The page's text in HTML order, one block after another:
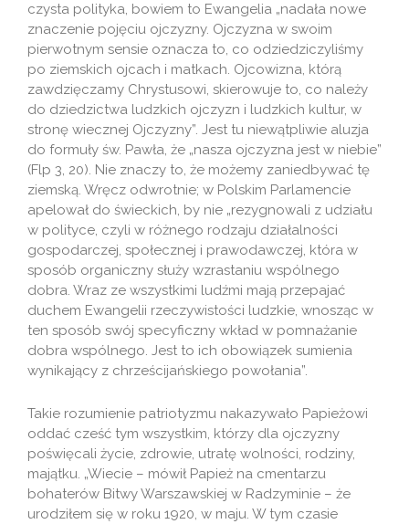
czysta polityka, bowiem to Ewangelia „nadała nowe
znaczenie pojęciu ojczyzny. Ojczyzna w swoim
pierwotnym sensie oznacza to, co odziedziczyliśmy
po ziemskich ojcach i matkach. Ojcowizna, którą
zawdzięczamy Chrystusowi, skierowuje to, co należy
do dziedzictwa ludzkich ojczyzn i ludzkich kultur, w
stronę wiecznej Ojczyzny”. Jest tu niewątpliwie aluzja
do formuły św. Pawła, że „nasza ojczyzna jest w niebie”
(Flp 3, 20). Nie znaczy to, że możemy zaniedbywać tę
ziemską. Wręcz odwrotnie; w Polskim Parlamencie
apelował do świeckich, by nie „rezygnowali z udziału
w polityce, czyli w różnego rodzaju działalności
gospodarczej, społecznej i prawodawczej, która w
sposób organiczny służy wzrastaniu wspólnego
dobra. Wraz ze wszystkimi ludźmi mają przepajać
duchem Ewangelii rzeczywistości ludzkie, wnosząc w
ten sposób swój specyficzny wkład w pomnażanie
dobra wspólnego. Jest to ich obowiązek sumienia
wynikający z chrześcijańskiego powołania”.
Takie rozumienie patriotyzmu nakazywało Papieżowi
oddać cześć tym wszystkim, którzy dla ojczyzny
poświęcali życie, zdrowie, utratę wolności, rodziny,
majątku. „Wiecie – mówił Papież na cmentarzu
bohaterów Bitwy Warszawskiej w Radzyminie – że
urodziłem się w roku 1920, w maju. W tym czasie